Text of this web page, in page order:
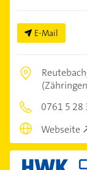
E-Mail
0761 5 28
Webseite